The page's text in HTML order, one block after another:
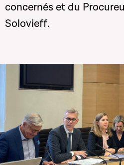
concernés et du
Solovieff.